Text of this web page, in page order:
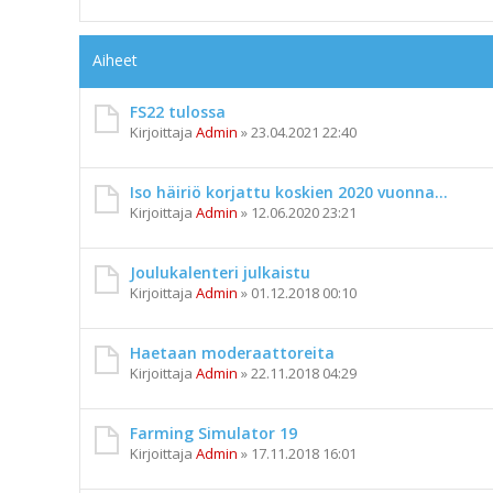
Aiheet
FS22 tulossa
Kirjoittaja Admin »23.04.2021 22:40
Iso häiriö korjattu koskien 2020 vuonna...
Kirjoittaja Admin » 12.06.2020 23:21
Joulukalenteri julkaistu
Kirjoittaja Admin » 01.12.2018 00:10
Haetaan moderaattoreita
Kirjoittaja Admin »22.11.2018 04:29
Farming Simulator 19
Kirjoittaja Admin » 17.11.2018 16:01